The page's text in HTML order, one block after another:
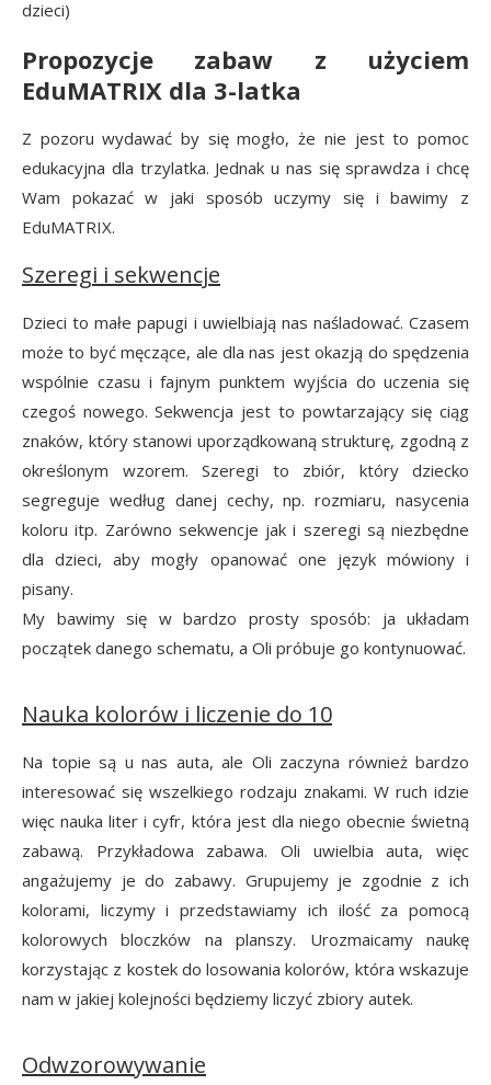
dzieci)
Propozycje zabaw z użyciem
EduMATRIX dla 3-latka
Z pozoru wydawać by się mogło, że nie jest to pomoc
edukacyjna dla trzylatka. Jednak u nas się sprawdza i chcę
Wam pokazać w jaki sposób uczymy się i bawimy z
EduMATRIX.
Szeregi i sekwencje
Dzieci to małe papugi i uwielbiają nas naśladować. Czasem
może to być męczące, ale dla nas jest okazją do spędzenia
wspólnie czasu i fajnym punktem wyjścia do uczenia się
czegoś nowego. Sekwencja jest to powtarzający się ciąg
znaków, który stanowi uporządkowaną strukturę, zgodną z
określonym wzorem. Szeregi to zbiór, który dziecko
segreguje według danej cechy, np. rozmiaru, nasycenia
koloru itp. Zarówno sekwencje jak i szeregi są niezbędne
dla dzieci, aby mogły opanować one język mówiony i
pisany.
My bawimy się w bardzo prosty sposób: ja układam
początek danego schematu, a Oli próbuje go kontynuować.
Nauka kolorów i liczenie do 10
Na topie są u nas auta, ale Oli zaczyna również bardzo
interesować się wszelkiego rodzaju znakami. W ruch idzie
więc nauka liter i cyfr, która jest dla niego obecnie świetną
zabawą. Przykładowa zabawa. Oli uwielbia auta, więc
angażujemy je do zabawy. Grupujemy je zgodnie z ich
kolorami, liczymy i przedstawiamy ich ilość za pomocą
kolorowych bloczków na planszy. Urozmaicamy naukę
korzystając z kostek do losowania kolorów, która wskazuje
nam w jakiej kolejności będziemy liczyć zbiory autek.
Odwzorowywanie